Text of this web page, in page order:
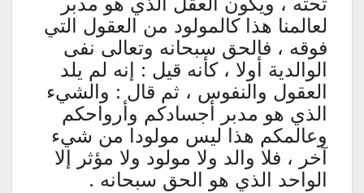
لعالمنا هذا كالمولود من العقول التي
فوقه ، فالحق سبحانه وتعالى نفى
الوالدية أولا ، كأنه قيل : إنه لم يلد
العقول والنفوس ، ثم قال : والشيء
الذي هو مدبر أجسادكم وأرواحكم
وعالمكم هذا ليس مولودا من شيء
آخر ، فلا والد ولا مولود ولا مؤثر إلا
الواحد الذي هو الحق سبحانه .